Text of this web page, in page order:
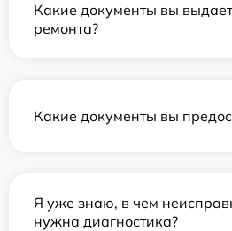
Какие документы вы
ремонта?
Какие документы вы
Я уже знаю, в чем
нужна диагностика?